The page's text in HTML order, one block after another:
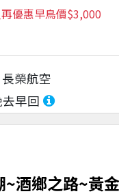
優惠早鳥價$3,000
長榮航空
去早回
~酒鄉之路~黃